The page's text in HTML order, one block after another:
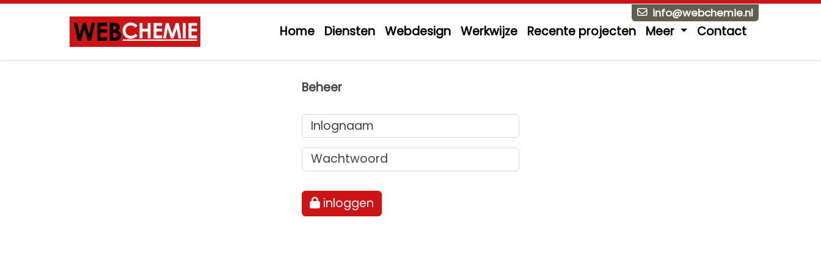
info@webchemie.nl
Home Diensten Webdesign Werkwijze Recente projecten Meer Contact
Beheer
Inlognaam
Wachtwoord
inloggen